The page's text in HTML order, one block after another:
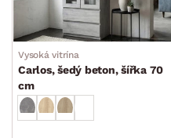
Vysoká vitrína
Carlos, šedý beton, šířka 70
cm